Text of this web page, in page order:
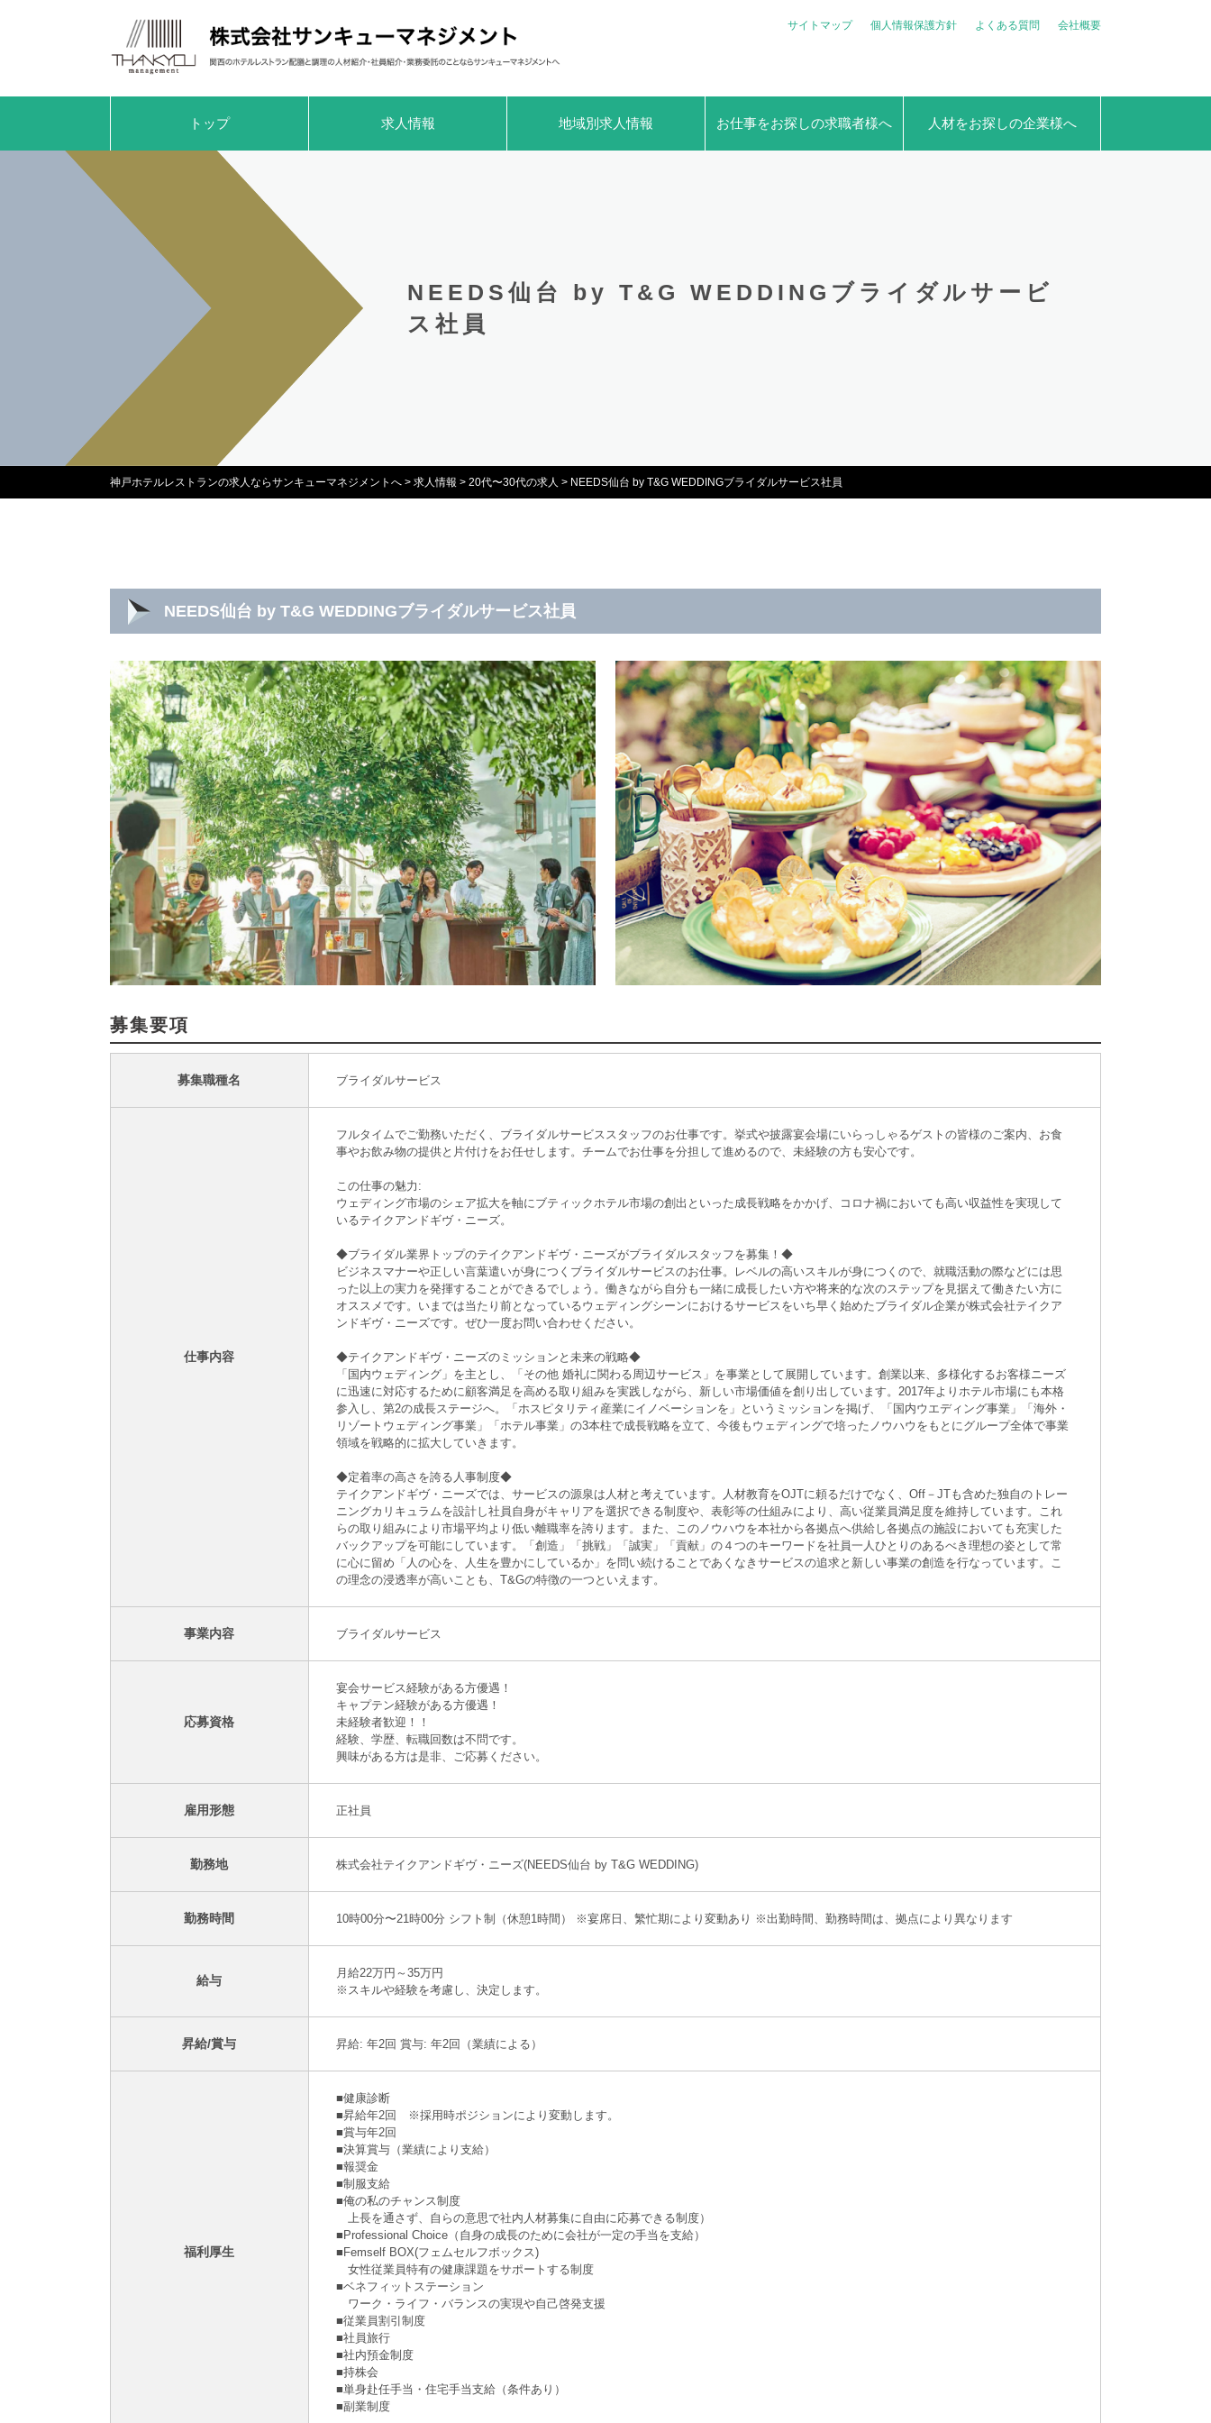
サイトマップ 個人情報保護方針 よくある質問 会社概要
トップ 求人情報 地域別求人情報 お仕事をお探しの求職者様へ 人材をお探しの企業様へ
NEEDS仙台 by T&G WEDDINGブライダルサービ
ス社員
神戸ホテルレストランの求人ならサンキューマネジメントへ > 求人情報 > 20代〜30代の求人 > NEEDS仙台 by T&G WEDDINGブライダルサービス社員
NEEDS仙台 by T&G WEDDINGブライダルサービス社員
募集要項
募集職種名 ブライダルサービス
仕事内容
フルタイムでご勤務いただく、ブライダルサービススタッフのお仕事です。挙式や披露宴会場にいらっしゃるゲストの皆様のご案内、お食
事やお飲み物の提供と片付けをお任せします。チームでお仕事を分担して進めるので、未経験の方も安心です。
この仕事の魅力:
ウェディング市場のシェア拡大を軸にブティックホテル市場の創出といった成長戦略をかかげ、コロナ禍においても高い収益性を実現して
いるテイクアンドギヴ・ニーズ。
◆ブライダル業界トップのテイクアンドギヴ・ニーズがブライダルスタッフを募集！◆
ビジネスマナーや正しい言葉遣いが身につくブライダルサービスのお仕事。レベルの高いスキルが身につくので、就職活動の際などには思
った以上の実力を発揮することができるでしょう。働きながら自分も一緒に成長したい方や将来的な次のステップを見据えて働きたい方に
オススメです。いまでは当たり前となっているウェディングシーンにおけるサービスをいち早く始めたブライダル企業が株式会社テイクア
ンドギヴ・ニーズです。ぜひ一度お問い合わせください。
◆テイクアンドギヴ・ニーズのミッションと未来の戦略◆
「国内ウェディング」を主とし、「その他 婚礼に関わる周辺サービス」を事業として展開しています。創業以来、多様化するお客様ニーズ
に迅速に対応するために顧客満足を高める取り組みを実践しながら、新しい市場価値を創り出しています。2017年よりホテル市場にも本格
参入し、第2の成長ステージへ。「ホスピタリティ産業にイノベーションを」というミッションを掲げ、「国内ウエディング事業」「海外・
リゾートウェディング事業」「ホテル事業」の3本柱で成長戦略を立て、今後もウェディングで培ったノウハウをもとにグループ全体で事業
領域を戦略的に拡大していきます。
◆定着率の高さを誇る人事制度◆
テイクアンドギヴ・ニーズでは、サービスの源泉は人材と考えています。人材教育をOJTに頼るだけでなく、Off－JTも含めた独自のトレー
ニングカリキュラムを設計し社員自身がキャリアを選択できる制度や、表彰等の仕組みにより、高い従業員満足度を維持しています。これ
らの取り組みにより市場平均より低い離職率を誇ります。また、このノウハウを本社から各拠点へ供給し各拠点の施設においても充実した
バックアップを可能にしています。「創造」「挑戦」「誠実」「貢献」の４つのキーワードを社員一人ひとりのあるべき理想の姿として常
に心に留め「人の心を、人生を豊かにしているか」を問い続けることであくなきサービスの追求と新しい事業の創造を行なっています。こ
の理念の浸透率が高いことも、T&Gの特徴の一つといえます。
事業内容 ブライダルサービス
応募資格
宴会サービス経験がある方優遇！
キャプテン経験がある方優遇！
未経験者歓迎！！
経験、学歴、転職回数は不問です。
興味がある方は是非、ご応募ください。
雇用形態 正社員
勤務地 株式会社テイクアンドギヴ・ニーズ(NEEDS仙台 by T&G WEDDING)
勤務時間 10時00分〜21時00分 シフト制（休憩1時間） ※宴席日、繁忙期により変動あり ※出勤時間、勤務時間は、拠点により異なります
給与
月給22万円～35万円
※スキルや経験を考慮し、決定します。
昇給/賞与 昇給: 年2回 賞与: 年2回（業績による）
福利厚生
■健康診断
■昇給年2回 ※採⽤時ポジションにより変動します。
■賞与年2回
■決算賞与（業績により⽀給）
■報奨⾦
■制服支給
■俺の私のチャンス制度
上長を通さず、自らの意思で社内人材募集に自由に応募できる制度）
■Professional Choice（自身の成長のために会社が⼀定の手当を支給）
■Femself BOX(フェムセルフボックス)
女性従業員特有の健康課題をサポートする制度
■ベネフィットステーション
ワーク・ライフ・バランスの実現や自己啓発支援
■従業員割引制度
■社員旅⾏
■社内預⾦制度
■持株会
■単身赴任手当・住宅手当支給（条件あり）
■副業制度